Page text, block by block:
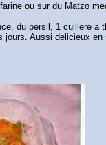
ou sur du Matzo
du persil, 1 cuillere
jours. Aussi delicieux en